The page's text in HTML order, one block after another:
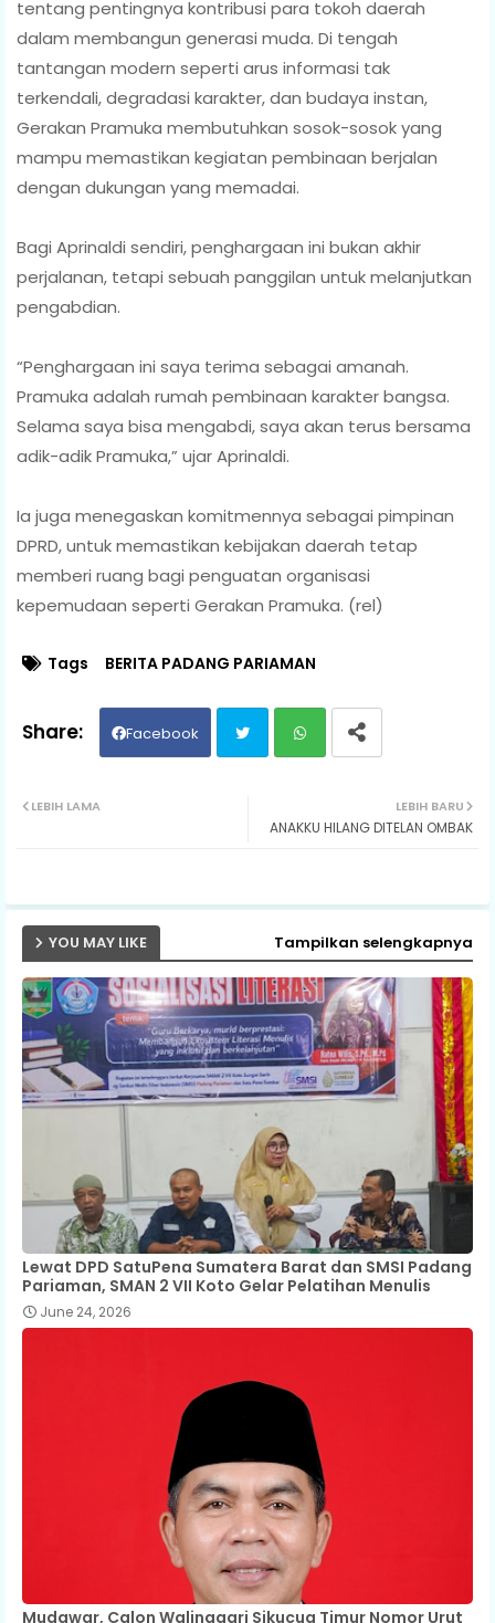
tentang pentingnya kontribusi para tokoh daerah
dalam membangun generasi muda. Di tengah
tantangan modern seperti arus informasi tak
terkendali, degradasi karakter, dan budaya instan,
Gerakan Pramuka membutuhkan sosok-sosok yang
mampu memastikan kegiatan pembinaan berjalan
dengan dukungan yang memadai.
Bagi Aprinaldi sendiri, penghargaan ini bukan akhir
perjalanan, tetapi sebuah panggilan untuk melanjutkan
pengabdian.
“Penghargaan ini saya terima sebagai amanah.
Pramuka adalah rumah pembinaan karakter bangsa.
Selama saya bisa mengabdi, saya akan terus bersama
adik-adik Pramuka,” ujar Aprinaldi.
Ia juga menegaskan komitmennya sebagai pimpinan
DPRD, untuk memastikan kebijakan daerah tetap
memberi ruang bagi penguatan organisasi
kepemudaan seperti Gerakan Pramuka. (rel)
Tags BERITA PADANG PARIAMAN
Facebook
ats
LEBIH BARU
ANAKKU HILANG DITELAN OMBAK
LEBIH LAMA
YOU MAY LIKE Tampilkan selengkapnya
Lewat DPD SatuPena Sumatera Barat dan SMSI Padang
Pariaman, SMAN 2 VII Koto Gelar Pelatihan Menulis
June 24, 2026
Mudawar, Calon Walinagari Sikucua Timur Nomor Urut